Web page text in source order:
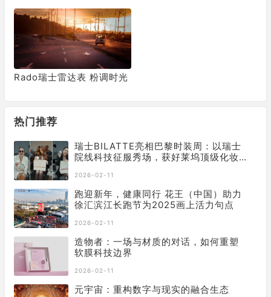
Rado瑞士雷达表 粉调时光
热门推荐
瑞士BILATTE亮相巴黎时装周：以瑞士
院线科技征服秀场，获好莱坞顶级化妆
2026-02-11
跑迎新年，健康同行 花王（中国）助力
徐汇滨江长跑节为2025画上活力句点
2026-02-11
造物者：一场与材质的对话，如何重塑
软膜科技边界
2026-02-11
元宇宙：重构数字与现实的融合生态